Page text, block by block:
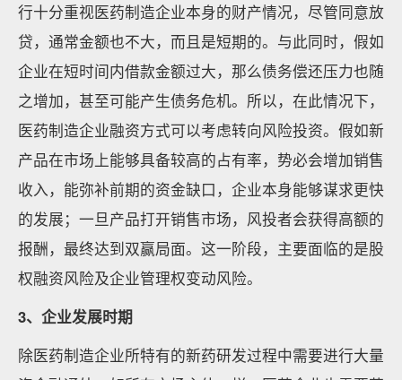
行十分重视医药制造企业本身的财产情况，尽管同意放
贷，通常金额也不大，而且是短期的。与此同时，假如
企业在短时间内借款金额过大，那么债务偿还压力也随
之增加，甚至可能产生债务危机。所以，在此情况下，
医药制造企业融资方式可以考虑转向风险投资。假如新
产品在市场上能够具备较高的占有率，势必会增加销售
收入，能弥补前期的资金缺口，企业本身能够谋求更快
的发展；一旦产品打开销售市场，风投者会获得高额的
报酬，最终达到双赢局面。这一阶段，主要面临的是股
权融资风险及企业管理权变动风险。
3、企业发展时期
除医药制造企业所特有的新药研发过程中需要进行大量